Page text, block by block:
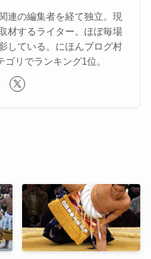
連の編集者を経て独立。現
材するライター。ほぼ毎場
している。にほんブログ村
リでランキング1位。